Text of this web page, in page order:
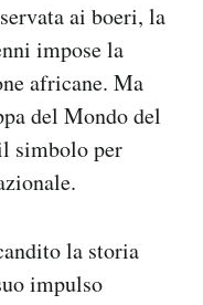
ai boeri, la
impose la
africane. Ma
del Mondo del
simbolo per
la storia
impulso